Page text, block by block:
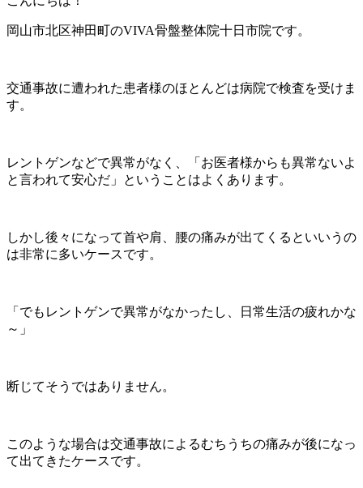
岡山市北区神田町のVIVA骨盤整体院十日市院です。
交通事故に遭われた患者様のほとんどは病院で検査を受けま
す。
レントゲンなどで異常がなく、「お医者様からも異常ないよ
と言われて安心だ」ということはよくあります。
しかし後々になって首や肩、腰の痛みが出てくるといいうの
は非常に多いケースです。
「でもレントゲンで異常がなかったし、日常生活の疲れかな
～」
断じてそうではありません。
このような場合は交通事故によるむちうちの痛みが後になっ
て出てきたケースです。